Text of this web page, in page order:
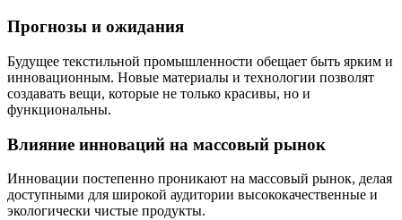
Прогнозы и ожидания
Будущее текстильной промышленности обещает быть ярким и
инновационным. Новые материалы и технологии позволят
создавать вещи, которые не только красивы, но и
функциональны.
Влияние инноваций на массовый рынок
Инновации постепенно проникают на массовый рынок, делая
доступными для широкой аудитории высококачественные и
экологически чистые продукты.